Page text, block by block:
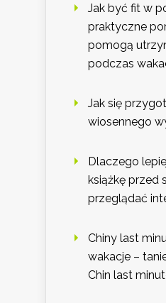
Jak być fit w
praktyczne
pomogą
podczas
Jak się
wiosennego
Dlaczego
książkę przed
przeglądać
Chiny last
wakacje –
Chin last